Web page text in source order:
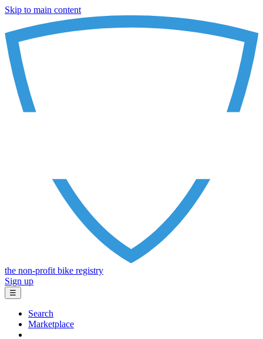
Skip to main content
the non-profit bike registry
Sign up
☰
Search
Marketplace